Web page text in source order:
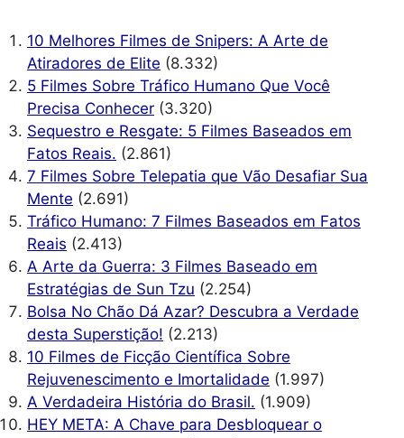
10 Melhores Filmes de Snipers: A Arte de
Atiradores de Elite (8.332)
5 Filmes Sobre Tráfico Humano Que Você
Precisa Conhecer (3.320)
Sequestro e Resgate: 5 Filmes Baseados em
Fatos Reais. (2.861)
7 Filmes Sobre Telepatia que Vão Desafiar Sua
Mente (2.691)
Tráfico Humano: 7 Filmes Baseados em Fatos
Reais (2.413)
A Arte da Guerra: 3 Filmes Baseado em
Estratégias de Sun Tzu (2.254)
Bolsa No Chão Dá Azar? Descubra a Verdade
desta Superstição! (2.213)
10 Filmes de Ficção Científica Sobre
Rejuvenescimento e Imortalidade (1.997)
A Verdadeira História do Brasil. (1.909)
HEY META: A Chave para Desbloquear o